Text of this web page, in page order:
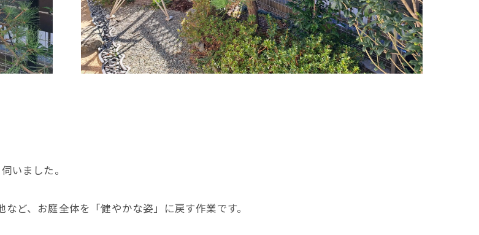
いました。
ど、お庭全体を「健やかな姿」に戻す作業です。